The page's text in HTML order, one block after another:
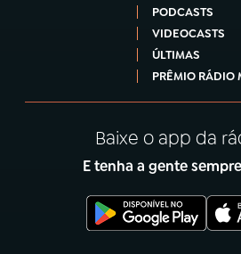
PODCASTS
VIDEOCASTS
ÚLTIMAS
PRÊMIO RÁDIO
Baixe o app da
E tenha a gente